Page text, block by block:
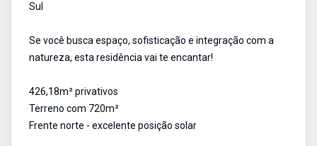
Sul
Se você busca espaço, sofisticação e integração com a
natureza, esta residência vai te encantar!
426,18m² privativos
Terreno com 720m²
Frente norte - excelente posição solar